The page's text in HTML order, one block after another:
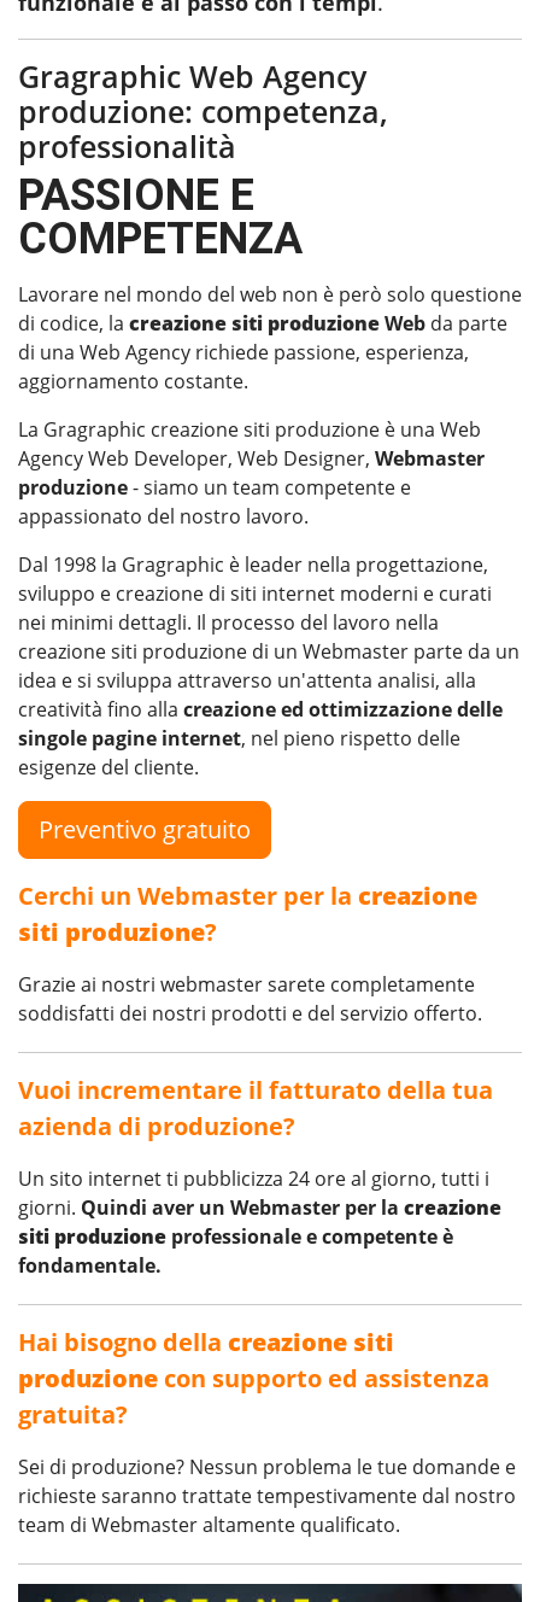
Gragraphic Web Agency
produzione: competenza,
professionalità
PASSIONE E
COMPETENZA
Lavorare nel mondo del web non è però solo questione
di codice, la creazione siti produzioneWeb da parte
di una Web Agency richiede passione, esperienza,
aggiornamento costante.
La Gragraphic creazione siti produzione è una Web
Agency Web Developer, Web Designer, Webmaster
produzione- siamo un team competente e
appassionato del nostro lavoro.
Dal 1998 la Gragraphic è leader nella progettazione,
sviluppo e creazione di siti internet moderni e curati
nei minimi dettagli. Il processo del lavoro nella
creazione siti produzione di un Webmaster parte da un
idea e si sviluppa attraverso un'attenta analisi, alla
creatività fino alla creazione ed ottimizzazione delle
singole pagine internet, nel pieno rispetto delle
esigenze del cliente.
Preventivo gratuito
Cerchi un Webmaster per la creazione
siti produzione?
Grazie ai nostri webmaster sarete completamente
soddisfatti dei nostri prodotti e del servizio offerto.
Vuoi incrementare il fatturato della tua
azienda di produzione?
Un sito internet ti pubblicizza 24 ore al giorno, tutti i
giorni. Quindi aver un Webmaster per la creazione
siti produzione professionale e competente è
fondamentale.
Hai bisogno della creazione siti
produzione con supporto ed assistenza
gratuita?
Sei di produzione? Nessun problema le tue domande e
richieste saranno trattate tempestivamente dal nostro
team di Webmaster altamente qualificato.